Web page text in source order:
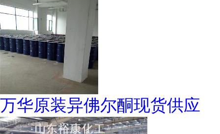
万华原装异佛尔酮现货供应